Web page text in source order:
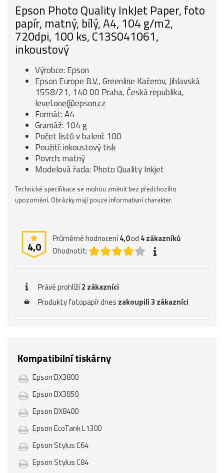
Epson Photo Quality InkJet Paper, foto
papír, matný, bílý, A4, 104 g/m2,
720dpi, 100 ks, C13S041061,
inkoustový
Výrobce: Epson
Epson Europe B.V., Greenline Kačerov, Jihlavská
1558/21, 140 00 Praha, Česká republika,
level.one@epson.cz
Formát: A4
Gramáž: 104 g
Počet listů v balení: 100
Použití: inkoustový tisk
Povrch: matný
Modelová řada: Photo Quality Inkjet
Technické specifikace se mohou změnit bez předchozího
upozornění. Obrázky mají pouze informativní charakter.
4,0
Průměrné hodnocení4,0od 4zákazníků
Ohodnotit:
Právě prohlíží2 zákazníci
Produkty fotopapír dnes zakoupili 3 zákazníci
Kompatibilní tiskárny
Epson DX3800
Epson DX3850
Epson DX8400
Epson EcoTank L1300
Epson Stylus C64
Epson Stylus C84